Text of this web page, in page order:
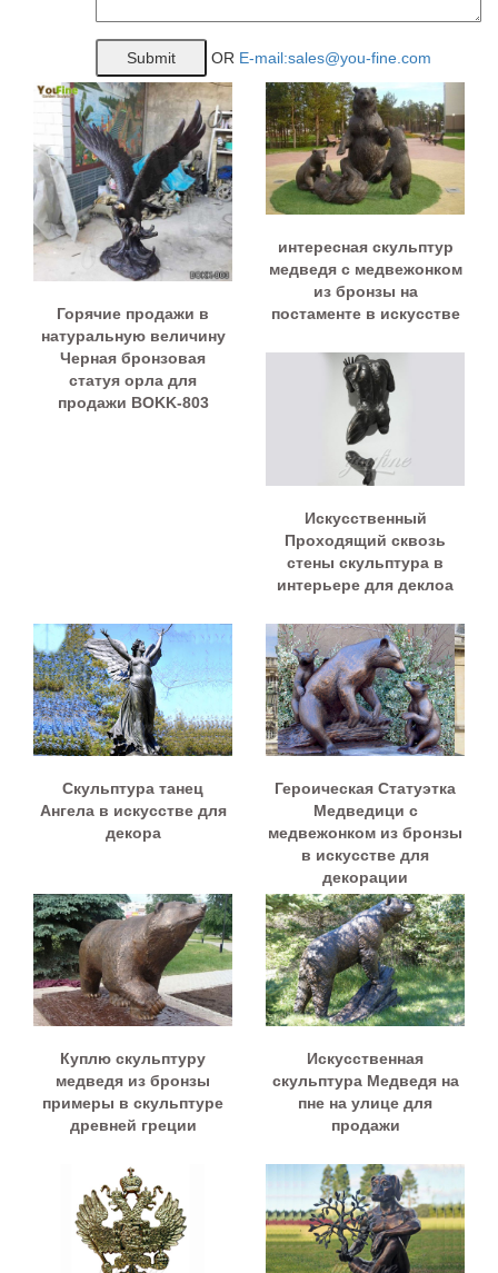
OR E-mail:sales@you-fine.com
Горячие продажи в
натуральную величину
Черная бронзовая
статуя орла для
продажи BOKK-803
интересная скульптур
медведя с медвежонком
из бронзы на
постаменте в искусстве
Искусственный
Проходящий сквозь
стены скульптура в
интерьере для деклоа
Скульптура танец
Ангела в искусстве для
декора
Героическая Статуэтка
Медведици с
медвежонком из бронзы
в искусстве для
декорации
Куплю скульптуру
медведя из бронзы
примеры в скульптуре
древней греции
Искусственная
скульптура Медведя на
пне на улице для
продажи